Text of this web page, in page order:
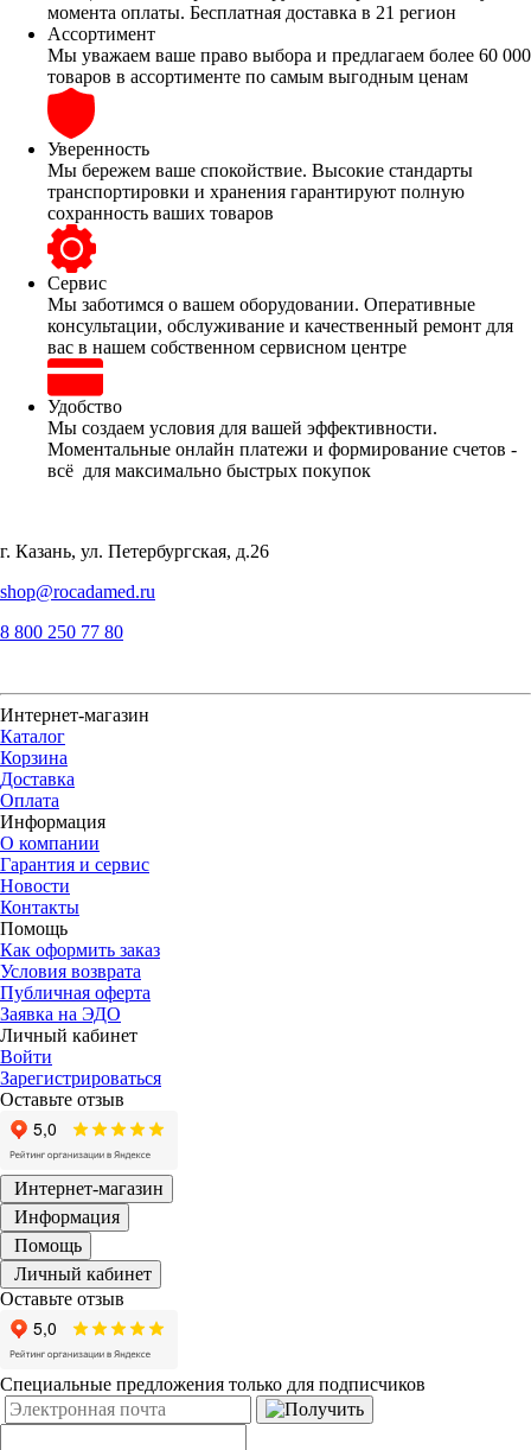
Скорость
Мы ценим ваше время. Отгрузка товаров в течение суток с
момента оплаты. Бесплатная доставка в 21 регион
Ассортимент
Мы уважаем ваше право выбора и предлагаем более 60 000
товаров в ассортименте по самым выгодным ценам
Уверенность
Мы бережем ваше спокойствие. Высокие стандарты
транспортировки и хранения гарантируют полную
сохранность ваших товаров
Сервис
Мы заботимся о вашем оборудовании. Оперативные
консультации, обслуживание и качественный ремонт для
вас в нашем собственном сервисном центре
Моментальные онлайн платежи и формирование счетов -
всё для максимально быстрых покупок
г. Казань, ул. Петербургская, д.26
8 800 250 77 80
Интернет-магазин
Каталог
Корзина
Доставка
Оплата
Информация
О компании
Гарантия и сервис
Новости
Контакты
Помощь
Как оформить заказ
Условия возврата
Публичная оферта
Заявка на ЭДО
Личный кабинет
Войти
Зарегистрироваться
Оставьте отзыв
Интернет-магазин
Информация
Помощь
Оставьте отзыв